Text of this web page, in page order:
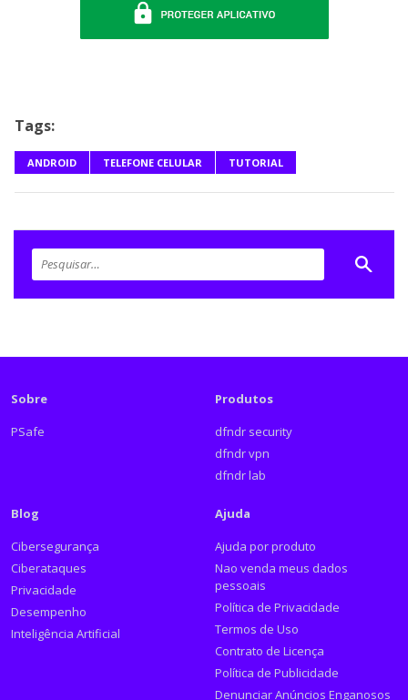
Tags:
ANDROID TELEFONE CELULAR TUTORIAL
Sobre
PSafe
Produtos
dfndr security
dfndr vpn
dfndr lab
Blog
Cibersegurança
Ciberataques
Privacidade
Desempenho
Inteligência Artificial
Ajuda
Ajuda por produto
Nao venda meus dados
pessoais
Política de Privacidade
Termos de Uso
Contrato de Licença
Política de Publicidade
Denunciar Anúncios Enganosos